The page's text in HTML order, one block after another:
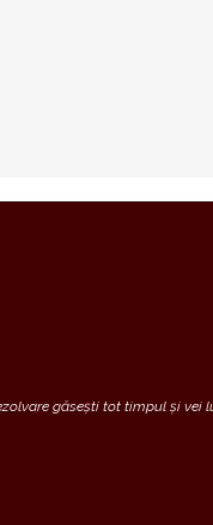
găsești tot timpul și